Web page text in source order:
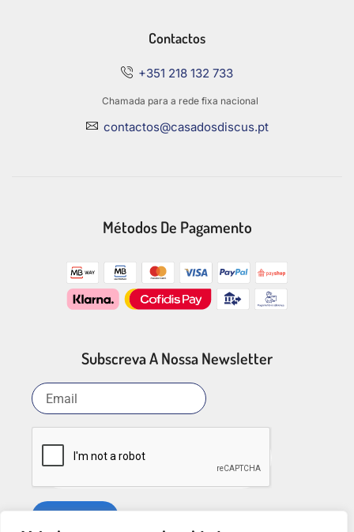
Contactos
+351 218 132 733
Chamada para a rede fixa nacional
contactos@casadosdiscus.pt
Métodos De Pagamento
Subscreva A Nossa Newsletter